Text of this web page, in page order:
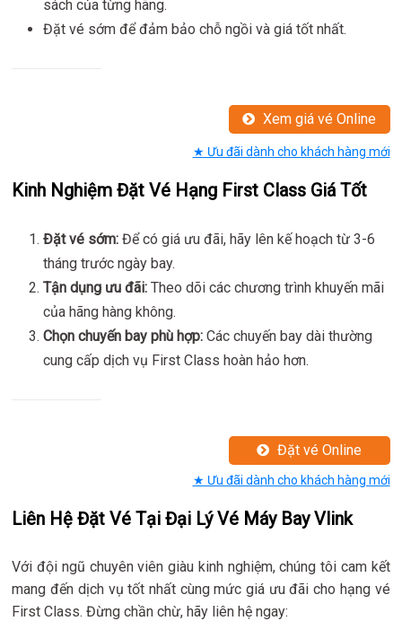
sách của từng hãng.
Đặt vé sớm để đảm bảo chỗ ngồi và giá tốt nhất.
Xem giá vé Online
★ Ưu đãi dành cho khách hàng mới
Kinh Nghiệm Đặt Vé Hạng First Class Giá Tốt
Đặt vé sớm: Để có giá ưu đãi, hãy lên kế hoạch từ 3-6
tháng trước ngày bay.
Tận dụng ưu đãi: Theo dõi các chương trình khuyến mãi
của hãng hàng không.
Chọn chuyến bay phù hợp: Các chuyến bay dài thường
cung cấp dịch vụ First Class hoàn hảo hơn.
Đặt vé Online
★ Ưu đãi dành cho khách hàng mới
Liên Hệ Đặt Vé Tại Đại Lý Vé Máy Bay Vlink
Với đội ngũ chuyên viên giàu kinh nghiệm, chúng tôi cam kết
mang đến dịch vụ tốt nhất cùng mức giá ưu đãi cho hạng vé
First Class. Đừng chần chừ, hãy liên hệ ngay: